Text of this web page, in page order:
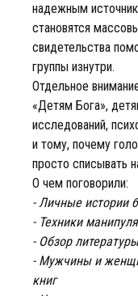
надежным
становятся
свидетельства
группы изнутри.
Отдельное
«Детям Бога»,
исследований,
и тому, почему
просто списывать
О чем поговорили:
- Личные истории
- Техники
- Обзор
- Мужчины и
книг